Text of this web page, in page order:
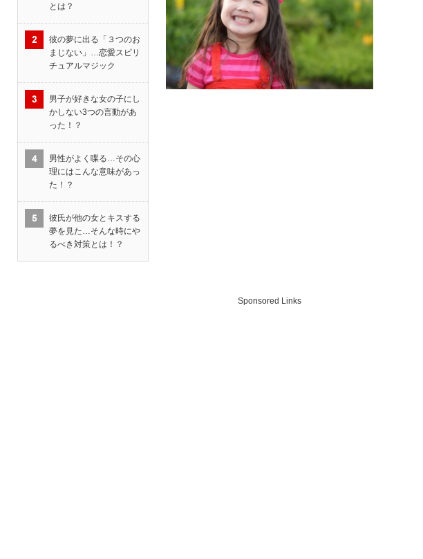
とは？
彼の夢に出る「３つのお
まじない」…恋愛スピリ
チュアルマジック
男子が好きな女の子にし
かしない3つの言動があ
った！？
男性がよく喋る…その心
理にはこんな意味があっ
た！？
彼氏が他の女とキスする
夢を見た…そんな時にや
るべき対策とは！？
Sponsored Links